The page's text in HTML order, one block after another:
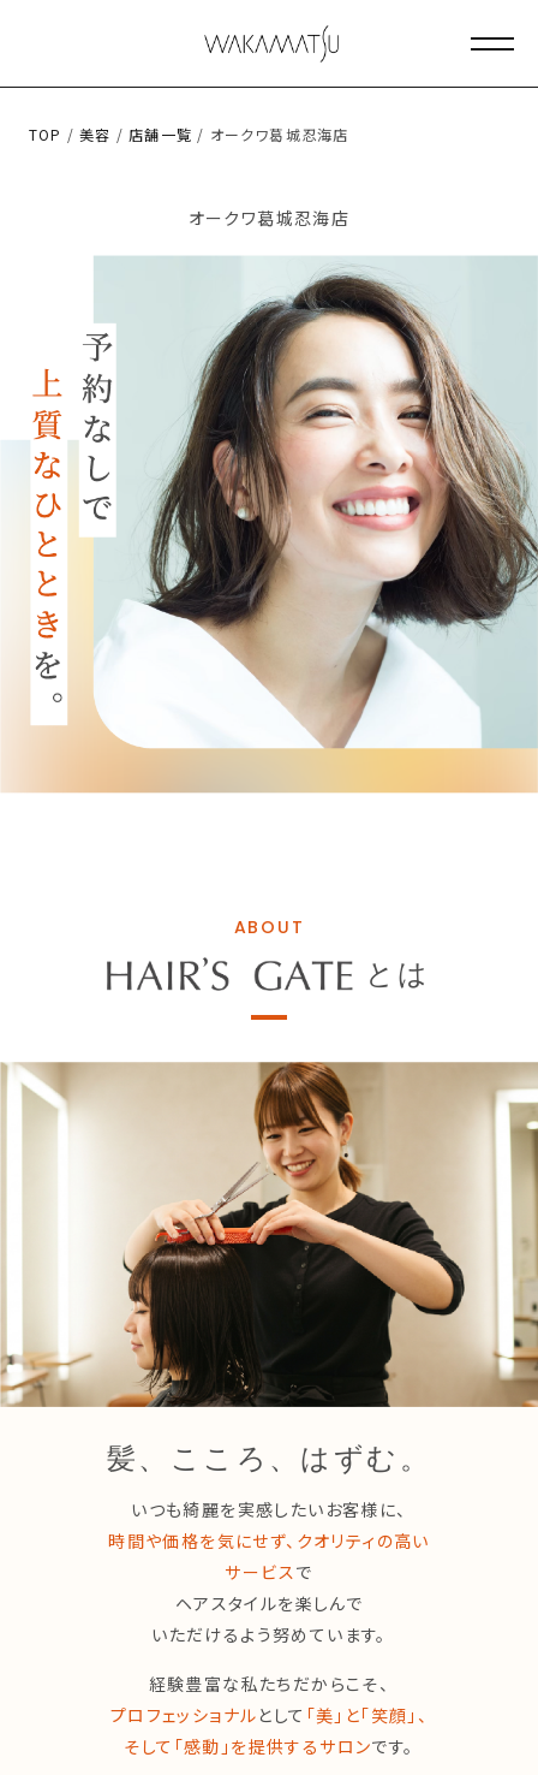
メニ
TOP /美容 / 店舗一覧 / オークワ葛城忍海店
オークワ葛城忍海店
ABOUT
とは
髪、こころ、はずむ。
いつも綺麗を実感したいお客様に、
時間や価格を気にせず、クオリティの高い
サービス で
ヘアスタイルを楽しんで
いただけるよう努めています。
経験豊富な私たちだからこそ、
プロフェッショナル として 「美」と「笑顔」、
そして「感動」を提供するサロンです。